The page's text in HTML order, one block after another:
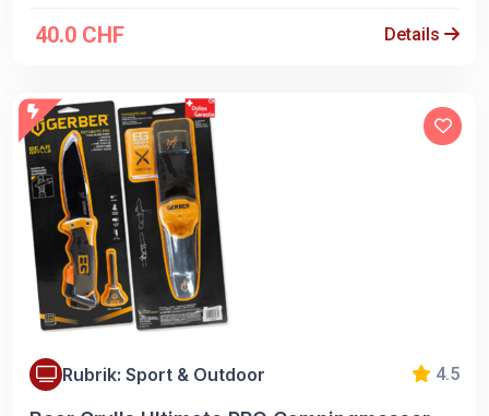
40.0 CHF Details
Rubrik: Sport & Outdoor 4.5